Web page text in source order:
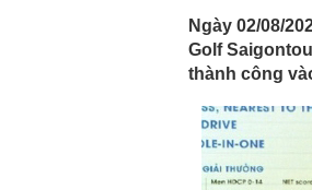
Ngày 02/08/
Golf
thành công